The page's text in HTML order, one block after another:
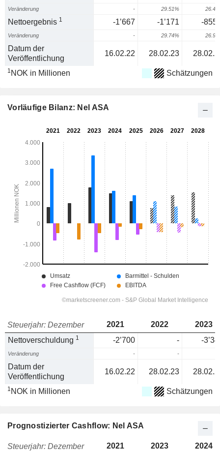
Veränderung - 29.51%
Nettoergebnis 1 -1’667 -1’171 -
Veränderung - 29.74%
Datum der
Veröffentlichung
16.02.22 28.02.23
1 NOK in Millionen Schätzungen
Vorläufige Bilanz: Nel ASA
Steuerjahr: Dezember 2021 2022
2023
Nettoverschuldung 1 -2’700 - -
Veränderung - -
Datum der
Veröffentlichung
16.02.22 28.02.23
1 NOK in Millionen Schätzungen
Prognostizierter Cashflow: Nel ASA
Steuerjahr: Dezember 2021 2023
2024